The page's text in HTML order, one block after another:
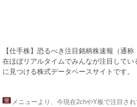
【仕手株】恐るべき注目銘柄株速報（通
在ほぼリアルタイムでみんなが注目して
に見つける株式データベースサイトです。
メニューより、今現在2chやY板で注目さ